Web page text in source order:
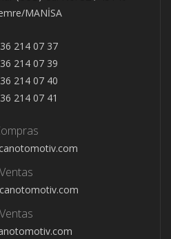
MANİSA
214 07 37
214 07 39
214 07 40
214 07 41
Ventas
Ventas